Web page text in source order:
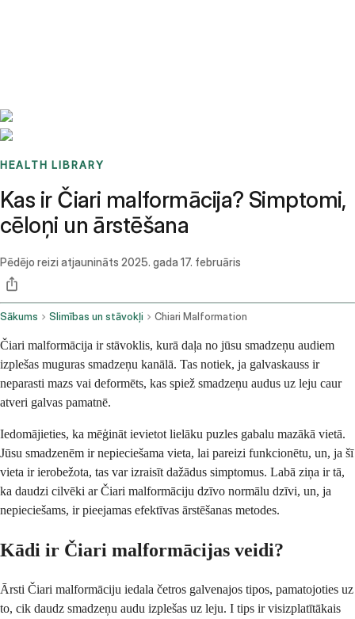
HEALTH LIBRARY
Kas ir Čiari malformācija? Simptomi,
cēloņi un ārstēšana
Pēdējo reizi atjaunināts 2025. gada 17. februāris
Sākums Slimības un stāvokļi Chiari Malformation
Čiari malformācija ir stāvoklis, kurā daļa no jūsu smadzeņu audiem
izplešas muguras smadzeņu kanālā. Tas notiek, ja galvaskauss ir
neparasti mazs vai deformēts, kas spiež smadzeņu audus uz leju caur
atveri galvas pamatnē.
Iedomājieties, ka mēģināt ievietot lielāku puzles gabalu mazākā vietā.
Jūsu smadzenēm ir nepieciešama vieta, lai pareizi funkcionētu, un, ja šī
vieta ir ierobežota, tas var izraisīt dažādus simptomus. Labā ziņa ir tā,
ka daudzi cilvēki ar Čiari malformāciju dzīvo normālu dzīvi, un, ja
nepieciešams, ir pieejamas efektīvas ārstēšanas metodes.
Kādi ir Čiari malformācijas veidi?
Ārsti Čiari malformāciju iedala četros galvenajos tipos, pamatojoties uz
to, cik daudz smadzeņu audu izplešas uz leju. I tips ir visizplatītākais